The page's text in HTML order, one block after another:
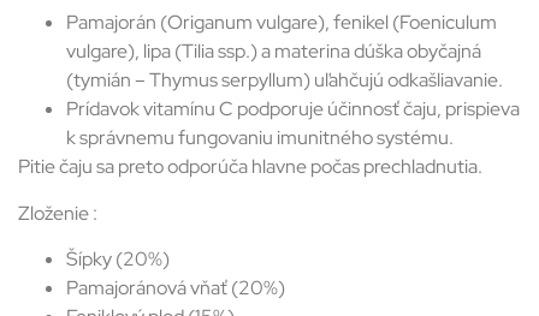
Pamajorán (Origanum vulgare), fenikel (Foeniculum
vulgare), lipa (Tilia ssp.) a materina dúška obyčajná
(tymián – Thymus serpyllum) uľahčujú odkašliavanie.
Prídavok vitamínu C podporuje účinnosť čaju, prispieva
k správnemu fungovaniu imunitného systému.
Pitie čaju sa preto odporúča hlavne počas prechladnutia.
Zloženie :
Šípky (20%)
Pamajoránová vňať (20%)